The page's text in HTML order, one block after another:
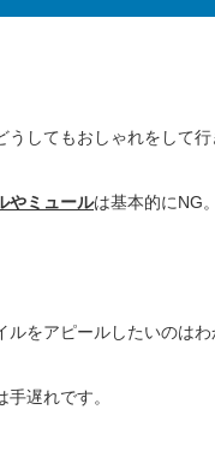
してもおしゃれをして
やミュールは基本的にNG。
をアピールしたいのはわ
遅れです。